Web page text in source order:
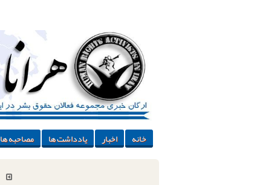
خانه اخبار یادداشت ها مصاحبه ها